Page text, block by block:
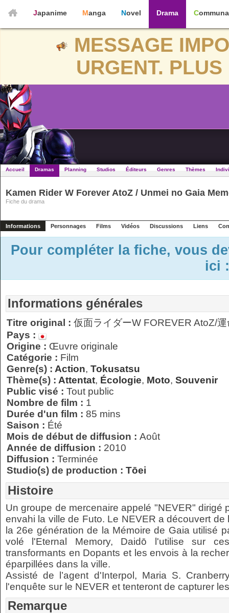
Japanime Manga Novel Drama
MESSAGE
URGENT.
Accueil Dramas Planning Studios Éditeurs Genres Thèmes
Kamen Rider W Forever AtoZ / Unmei no Gaia
Fiche du drama
Informations Personnages Films Vidéos Discussions Liens
Pour compléter la fiche, vous
ici
Informations générales
Titre original : 仮面ライダーW FOREVER AtoZ/
Pays :
Origine : Œuvre originale
Catégorie : Film
Genre(s) : Action, Tokusatsu
Thème(s) : Attentat, Écologie, Moto, Souvenir
Public visé : Tout public
Nombre de film : 1
Durée d'un film : 85 mins
Saison : Été
Mois de début de diffusion : Août
Année de diffusion : 2010
Diffusion : Terminée
Studio(s) de production : Tōei
Histoire
Un groupe de mercenaire appelé "NEVER" dirigé
envahi la ville de Futo. Le NEVER a découvert
la 26e génération de la Mémoire de Gaia utilisé
volé l'Eternal Memory, Daidō l'utilise sur
transformants en Dopants et les envois à la
éparpillées dans la ville.
Assisté de l’agent d'Interpol, Maria S.
l'enquête sur le NEVER et tenteront de capturer
Remarque